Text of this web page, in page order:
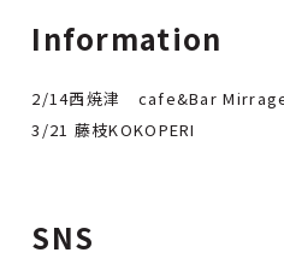
Information
2/14西焼津 cafe&Bar
3/21 藤枝KOKOPERI
SNS